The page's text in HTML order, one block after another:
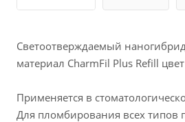
Светоотверждаемый
материал CharmFil Plus Refill
Применяется в
Для пломбирования всех типов